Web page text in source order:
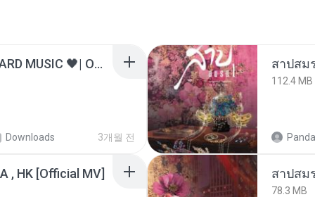
ไม่มีใครรู้ตัวเรา– UNHEARD MUSIC 🖤| Official Lyric Video | เพลงสู้ชีวิต
Downloads 3개월 전
สาปสม
112.4 MB
, HK [Official MV] สาปสม
78.3 MB